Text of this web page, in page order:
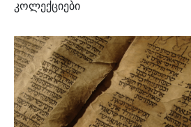
კოლექციები